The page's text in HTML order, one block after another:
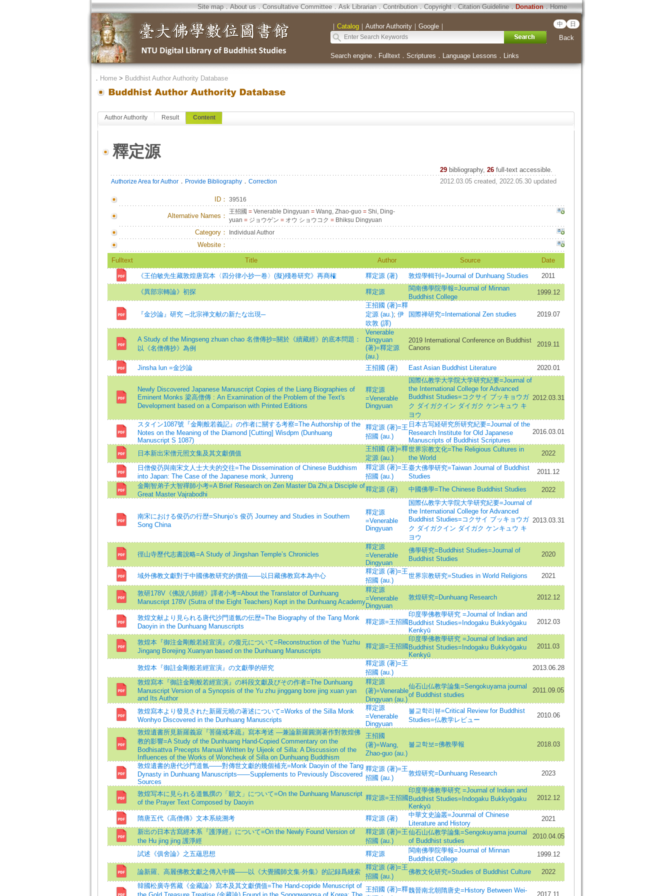
Site map．About us．Consultative Committee．Ask Librarian．Contribution．Copyright．Citation Guideline．Donation．Home
｜ Catalog｜ Author Authority｜ Google｜ 中 日
Back
Search engine． Fulltext． Scriptures ． Language Lessons ． Links
． Home> Buddhist Author Authority Database
Author Authority Result Content
釋定源
29 bibliography, 26full-text accessible.
Authorize Area for Author． Provide Bibliography． Correction 2012.03.05 created, 2022.05.30 updated
ID： 39516
Alternative Names：
王招國 =Venerable Dingyuan =Wang, Zhao-guo =Shi, Ding-
yuan =ジョウゲン =オウ ショウコク =Bhikṣu Dingyuan
Category： Individual Author
Website：
Fulltext Title Author Source Date
《王伯敏先生藏敦煌唐寫本〈四分律小抄一卷〉(擬)殘卷研究》再商榷 釋定源 (著) 敦煌學輯刊=Journal of Dunhuang Studies 2011
《異部宗轉論》初探 釋定源
閩南佛學院學報=Journal of Minnan
Buddhist College
1999.12
『金沙論』研究 ─北宗禅文献の新たな出現─
王招國 (著)=釋
定源 (au.); 伊
吹敦 (譯)
国際禅研究=International Zen studies 2019.07
A Study of the Mingseng zhuan chao 名僧傳抄=關於《續藏經》的底本問題：
以《名僧傳抄》為例
Venerable
Dingyuan
(著)=釋定源
(au.)
2019 International Conference on Buddhist
Canons
2019.11
Jinsha lun =金沙論 王招國 (著) East Asian Buddhist Literature 2020.01
Newly Discovered Japanese Manuscript Copies of the Liang Biographies of
Eminent Monks 梁高僧傳 : An Examination of the Problem of the Text's
Development based on a Comparison with Printed Editions
釋定源
=Venerable
Dingyuan
国際仏教学大学院大学研究紀要=Journal of
the International College for Advanced
Buddhist Studies=コクサイ ブッキョウガ
ク ダイガクイン ダイガク ケンキュウ キ
ヨウ
2012.03.31
スタイン1087號『金剛般若義記』の作者に關する考察=The Authorship of the
Notes on the Meaning of the Diamond [Cutting] Wisdpm (Dunhuang
Manuscript S 1087)
釋定源 (著)=王
招國 (au.)
日本古写経研究所研究紀要=Journal of the
Research Institute for Old Japanese
Manuscripts of Buddhist Scriptures
2016.03.01
日本新出宋僧元照文集及其文獻價值
王招國 (著)=釋
定源 (au.)
世界宗教文化=The Religious Cultures in
the World
2022
日僧俊芿與南宋文人士大夫的交往=The Dissemination of Chinese Buddhism
into Japan: The Case of the Japanese monk, Junreng
釋定源 (著)=王
招國 (au.)
臺大佛學研究=Taiwan Journal of Buddhist
Studies
2011.12
金剛智弟子大智禪師小考=A Brief Research on Zen Master Da Zhi,a Disciple of
Great Master Vajrabodhi
釋定源 (著) 中國佛學=The Chinese Buddhist Studies 2022
南宋における俊芿の行歴=Shunjo’s 俊芿 Journey and Studies in Southern
Song China
釋定源
=Venerable
Dingyuan
国際仏教学大学院大学研究紀要=Journal of
the International College for Advanced
Buddhist Studies=コクサイ ブッキョウガ
ク ダイガクイン ダイガク ケンキュウ キ
ヨウ
2013.03.31
徑山寺歷代志書說略=A Study of Jingshan Temple’s Chronicles
釋定源
=Venerable
Dingyuan
佛學研究=Buddhist Studies=Journal of
Buddhist Studies
2020
域外佛教文獻對于中國佛教研究的價值——以日藏佛教寫本為中心
釋定源 (著)=王
招國 (au.)
世界宗教研究=Studies in World Religions 2021
敦研178V《佛說八師經》譯者小考=About the Translator of Dunhuang
Manuscript 178V (Sutra of the Eight Teachers) Kept in the Dunhuang Academy
釋定源
=Venerable
Dingyuan
敦煌研究=Dunhuang Research 2012.12
敦煌文献より見られる唐代沙門道氤の伝歴=The Biography of the Tang Monk
Daoyin in the Dunhuang Manuscripts
釋定源=王招國
印度學佛教學研究 =Journal of Indian and
Buddhist Studies=Indogaku Bukkyōgaku
Kenkyū
2012.03
敦煌本『御注金剛般若経宣演』の復元について=Reconstruction of the Yuzhu
Jingang Borejing Xuanyan based on the Dunhuang Manuscripts
釋定源=王招國
印度學佛教學研究 =Journal of Indian and
Buddhist Studies=Indogaku Bukkyōgaku
Kenkyū
2011.03
敦煌本『御註金剛般若經宣演』の文獻學的研究
釋定源 (著)=王
招國 (au.)
2013.06.28
敦煌寫本『御註金剛般若經宣演』の科段文獻及びその作者=The Dunhuang
Manuscript Version of a Synopsis of the Yu zhu jinggang bore jing xuan yan
and Its Author
釋定源
(著)=Venerable
Dingyuan (au.)
仙石山仏教学論集=Sengokuyama journal
of Buddhist studies
2011.09.05
敦煌寫本より發見された新羅元曉の著述について=Works of the Silla Monk
Wonhyo Discovered in the Dunhuang Manuscripts
釋定源
=Venerable
Dingyuan
불교학리뷰=Critical Review for Buddhist
Studies=仏教学レビュー
2010.06
敦煌遺書所見新羅義寂『菩薩戒本疏』寫本考述 —兼論新羅圓測著作對敦煌佛
教的影響=A Study of the Dunhuang Hand-Copied Commentary on the
Bodhisattva Precepts Manual Written by Uijeok of Silla: A Discussion of the
Influences of the Works of Woncheuk of Silla on Dunhuang Buddhism
王招國
(著)=Wang,
Zhao-guo (au.)
불교학보=佛教學報 2018.03
敦煌遺書的唐代沙門道氤——對傳世文獻的幾個補充=Monk Daoyin of the Tang
Dynasty in Dunhuang Manuscripts——Supplements to Previously Discovered
Sources
釋定源 (著)=王
招國 (au.)
敦煌研究=Dunhuang Research 2023
敦煌写本に見られる道氤撰の「願文」について=On the Dunhuang Manuscript
of the Prayer Text Composed by Daoyin
釋定源=王招國
印度學佛教學研究 =Journal of Indian and
Buddhist Studies=Indogaku Bukkyōgaku
Kenkyū
2012.12
隋唐五代《高僧傳》文本系統溯考 釋定源 (著)
中華文史論叢=Jounrnal of Chinese
Literature and History
2021
新出の日本古寫經本系『護淨經』について=On the Newly Found Version of
the Hu jing jing 護淨經
釋定源 (著)=王
招國 (au.)
仙石山仏教学論集=Sengokuyama journal
of Buddhist studies
2010.04.05
試述《俱舍論》之五蘊思想 釋定源
閩南佛學院學報=Journal of Minnan
Buddhist College
1999.12
論新羅、高麗佛教文獻之傳入中國——以《大覺國師文集·外集》的記録爲綫索
釋定源 (著)=王
招國 (au.)
佛教文化研究=Studies of Buddhist Culture
2022
韓國松廣寺舊藏《金藏論》寫本及其文獻價值=The Hand-copide Menuscript of 王招國 (著)=釋魏晉南北朝隋唐史=History Between Wei-
2017.11